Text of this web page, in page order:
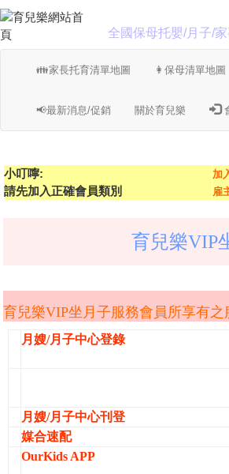
全國保母托嬰/月子/
👪家長托育清單地圖 👩保母清單地圖
📢最新消息/促銷 關於育兒樂
小叮嚀:
請先加入正確會員類別
加
雇
育兒樂VIP
育兒樂VIP坐月子服務會員所享有之
月嫂/月子中心登錄
月嫂/月子中心刊登
媒合速配
OurKids APP